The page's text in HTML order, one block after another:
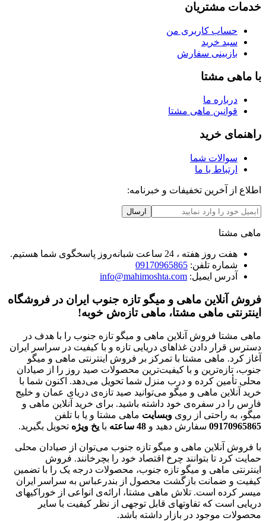
خدمات مشتریان
حساب کاربری من
سبد خرید
بازبینی سفارش
با ماهی مشتا
درباره ما
قوانین ماهی مشتا
راهنمای خرید
سوالات شما
ارتباط با ما
اطلاع از آخرین تخفیفات و خبرنامه:
ارسال
ماهی مشتا
هفت روز هفته ، 24 ساعت شبانه‌روز پاسخگوی شما هستیم.
شماره تلفن: 09170965865
آدرس ایمیل: info@mahimoshta.com
فروش آنلاین ماهی و میگو تازه جنوب ایران در فروشگاه
اینترنتی ماهی مشتا، ماهی تازه‌ش خوبه!
ماهی مشتا فروش آنلاین ماهی و میگو تازه جنوب را با هدف در
دسترس قرار دادن غذاهای دریایی تازه و با کیفیت در سراسر ایران
آغاز کرد. ماهی مشتا با تمرکز بر فروش اینترنتی ماهی و میگو
جنوب، تازه‌ترین و با کیفیت‌ترین محصولات صید روز را از صیادان
محلی تأمین کرده و درب منزل شما تحویل می‌دهد. اکنون شما با
خرید آنلاین ماهی و میگو می‌توانید صید تازه‌ی دریای عمان و خلیج
فارس را در سفره‌ی خود داشته باشید. برای خرید آنلاین ماهی و
میگو، به راحتی از روی وبسایت ماهی مشتا و یا با تلفن
09170965865 سفارش دهید و 48 ساعته با یخ ویژه تحویل بگیرید.
با فروش آنلاین ماهی و میگو تازه جنوب می‌توان از صیادان محلی
حمایت کرد تا بتوانند چرخ اقتصاد خود را بچرخانند. فروش
اینترنتی ماهی و میگو تازه جنوب، محصولات درجه یک را با تضمین
کیفیت و ضمانت بازگشت محصول از بندرعباس به سراسر ایران
میسر کرده است. تلاش ماهی مشتا، ارائه‌ی انواعی از خوراکیهای
دریایی است که تفاوتهای قابل توجهی از نظر کیفیت با سایر
محصولات موجود در بازار داشته باشد.